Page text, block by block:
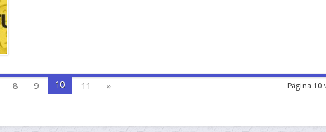
Página 10
8 9 10 11 »